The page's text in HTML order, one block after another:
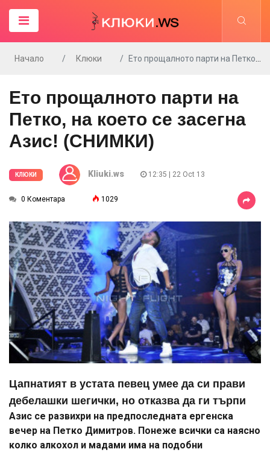
Начало Клюки Ето прощалното парти на Петко, на което се засегна Азис! (СНИМКИ)
Ето прощалното парти на
Петко, на което се засегна
Азис! (СНИМКИ)
КЛЮКИ Kliuki.ws 12:35 | 22 Oct 13
0 Коментара 1029
Цапнатият в устата певец умее да си прави
дебелашки шегички, но отказва да ги търпи
Азис се развихри на предпоследната ергенска
вечер на Петко Димитров. Понеже всички са наясно
колко алкохол и мадами има на подобни